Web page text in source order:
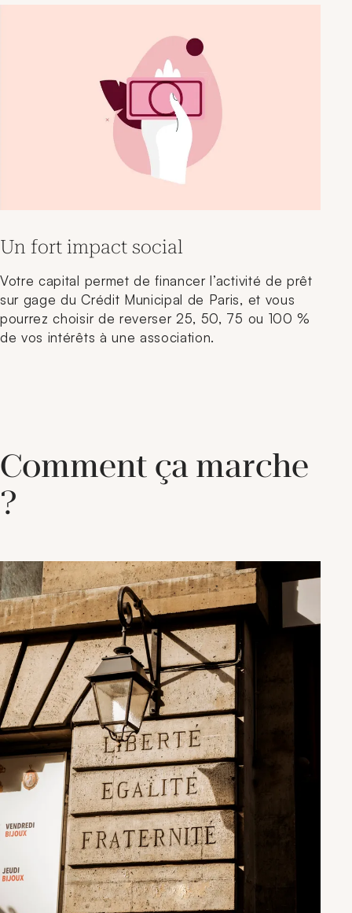
Un fort impact social
Votre capital permet de financer l’activité de prêt
sur gage du Crédit Municipal de Paris, et vous
pourrez choisir de reverser 25, 50, 75 ou 100 %
de vos intérêts à une association.
Comment ça marche
?